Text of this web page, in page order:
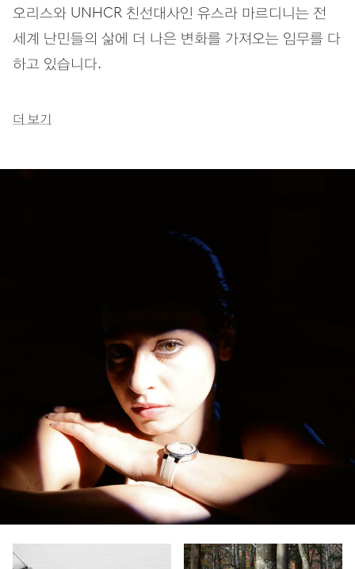
오리스와 UNHCR 친선대사인 유스라 마르디니는 전
세계 난민들의 삶에 더 나은 변화를 가져오는 임무를 다
하고 있습니다.
더 보기